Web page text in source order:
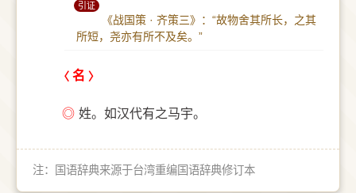
引证
《战国策 · 齐策三》：“故物舍其所长，之其
所短，尧亦有所不及矣。”
名
◎ 姓。如汉代有之马宇。
注：国语辞典来源于台湾重编国语辞典修订本